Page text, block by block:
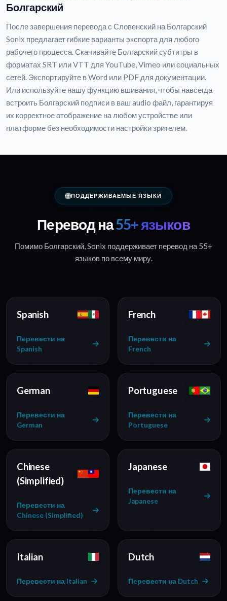
Болгарский
После завершения перевода с Словенский на Болгарский
Sonix предлагает гибкие варианты экспорта для любого
рабочего процесса. Скачивайте Болгарский субтитры в
форматах SRT или VTT для YouTube, Vimeo или социальных
сетей. Экспортируйте в Word или PDF для документации.
Или используйте нашу функцию вшивания, чтобы навсегда
встроить Болгарский подписи в ваш audio файл, гарантируя
их корректное отображение на любом устройстве или
платформе без необходимости настройки зрителем.
ПОДДЕРЖИВАЕМЫЕ ЯЗЫКИ
Перевод на55+ языков
Помимо Болгарский, Sonix поддерживает перевод на 55+
языков по всему миру.
Spanish
Перевести на
Spanish
French
Перевести на
French
German
Перевести на
German
Portuguese
Перевести на
Portuguese
Chinese
(Simplified)
Перевести на
Chinese (Simplified)
Japanese
Перевести на
Japanese
Italian
Перевести на Italian
Dutch
Перевести на Dutch